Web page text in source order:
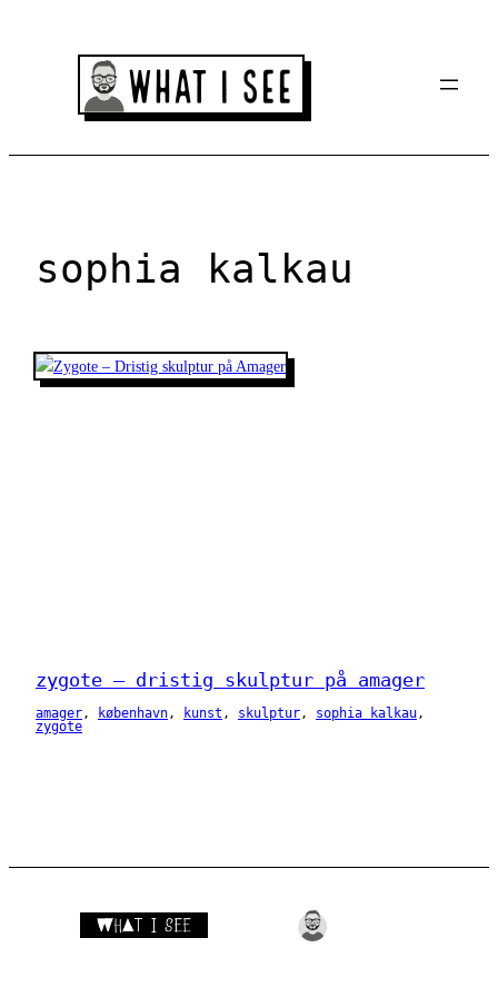
sophia kalkau
zygote – dristig skulptur på amager
amager , københavn , kunst , skulptur , sophia kalkau
zygote